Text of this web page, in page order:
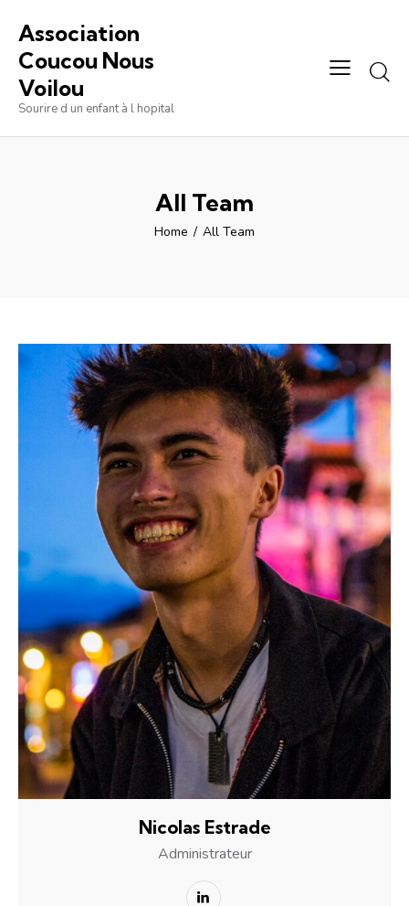
Association
Coucou Nous
Voilou
Sourire d un enfant à l hopital
All Team
Home All Team
Nicolas Estrade
Administrateur